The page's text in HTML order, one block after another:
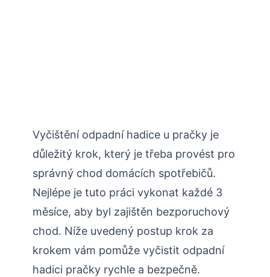
Vyčištění odpadní hadice u pračky je
důležitý krok, který je třeba provést pro
správný chod domácích spotřebičů.
Nejlépe je tuto práci vykonat každé 3
měsíce, aby byl zajištěn bezporuchový
chod. Níže uvedený postup krok za
krokem vám pomůže vyčistit odpadní
hadici pračky rychle a bezpečně.